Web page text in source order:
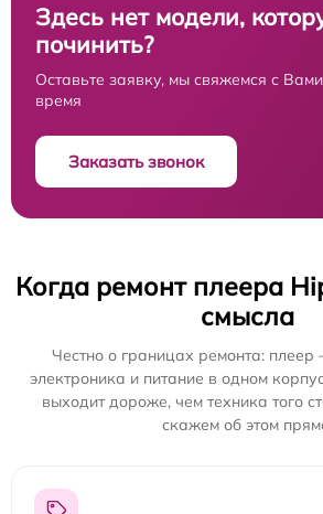
Здесь нет модели,
починить?
Оставьте заявку, мы свяжемся с
время
Заказать звонок
Когда ремонт плеера
смысла
Честно о границах ремонта: плеер
электроника и питание в одном
выходит дороже, чем техника того
скажем об этом